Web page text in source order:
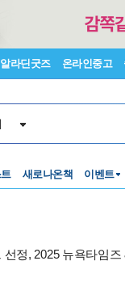
알라딘굿즈 온라인중고
새로나온책 이벤트
정, 2025 뉴욕타임